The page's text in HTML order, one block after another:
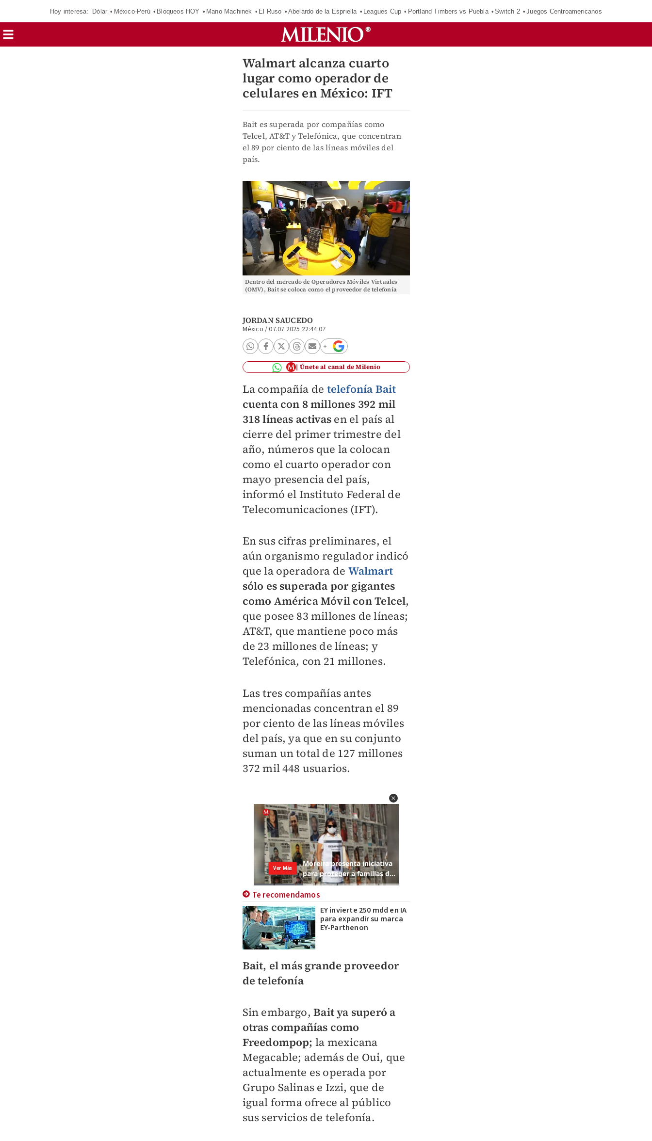
Hoy interesa: Dólar México-Perú Bloqueos HOY Mano Machinek El Ruso Abelardo de la Espriella Leagues Cup Portland Timbers vs Puebla Switch 2 Juegos Centroamericanos
Walmart alcanza cuarto
lugar como operador de
celulares en México: IFT
Bait es superada por compañías como
Telcel, AT&T y Telefónica, que concentran
el 89 por ciento de las líneas móviles del
país.
Dentro del mercado de Operadores Móviles Virtuales
(OMV), Bait se coloca como el proveedor de telefonía
JORDAN SAUCEDO
México /07.07.2025 22:44:07
Únete al canal de Milenio
La compañía de telefonía Bait
cuenta con 8 millones 392 mil
318 líneas activas en el país al
cierre del primer trimestre del
año, números que la colocan
como el cuarto operador con
mayo presencia del país,
informó el Instituto Federal de
Telecomunicaciones (IFT).
En sus cifras preliminares, el
aún organismo regulador indicó
que la operadora de Walmart
sólo es superada por gigantes
como América Móvil con Telcel,
que posee 83 millones de líneas;
AT&T, que mantiene poco más
de 23 millones de líneas; y
Telefónica, con 21 millones.
Las tres compañías antes
mencionadas concentran el 89
por ciento de las líneas móviles
del país, ya que en su conjunto
suman un total de 127 millones
372 mil 448 usuarios.
Te recomendamos
EY invierte 250 mdd en IA
para expandir su marca
EY-Parthenon
Bait, el más grande proveedor
de telefonía
Sin embargo,Bait ya superó a
otras compañías como
Freedompop; la mexicana
Megacable; además de Oui, que
actualmente es operada por
Grupo Salinas e Izzi, que de
igual forma ofrece al público
sus servicios de telefonía.